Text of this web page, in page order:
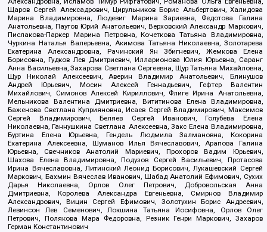
Щаров Сергей Алексадрович, Цирульников Борис Альбертович, Халидова
Марина Владимировна, Людевиг Марина Зариевна, Федотова Галина
Анатольевна, Паутов Юрий Анатольевич, Верховский Александр Маркович,
Пислакова-Паркер Марина Петровна, Кочеткова Татьяна Владимировна,
Чуркина Наталья Валерьевна, Акимова Татьяна Николаевна, Золотарева
Екатерина Александровна, Рачинский Ян Збигневич, Жемкова Елена
Борисовна, Гудков Лев Дмитриевич, Илларионова Юлия Юрьевна, Саранг
Анна Васильевна, Захарова Светлана Сергеевна, Щур Татьяна Михайловна,
Щур Николай Алексеевич, Аверин Владимир Анатольевич, Блинушов
Андрей Юрьевич, Мосин Алексей Геннадьевич, Гефтер Валентин
Михайлович, Симонов Алексей Кириллович, Флиге Ирина Анатольевна,
Мельникова Валентина Дмитриевна, Вититинова Елена Владимировна,
Баженова Светлана Куприяновна, Исаев Сергей Владимирович, Максимов
Сергей Владимирович, Беляев Сергей Иванович, Голубева Елена
Николаевна, Ганнушкина Светлана Алексеевна, Закс Елена Владимировна,
Буртина Елена Юрьевна, Гендель Людмила Залмановна, Кокорина
Екатерина Алексеевна, Шуманов Илья Вячеславович, Арапова Галина
Юрьевна, Свечников Анатолий Мариевич, Прохоров Вадим Юрьевич,
Шахова Елена Владимировна, Подузов Сергей Васильевич, Протасова
Ирина Вячеславовна, Литинский Леонид Борисович, Лукашевский Сергей
Маркович, Бахмин Вячеслав Иванович, Шабад Анатолий Ефимович, Сухих
Дарья Николаевна, Орлов Олег Петрович, Добровольская Анна
Дмитриевна, Королева Александра Евгеньевна, Смирнов Владимир
Александрович, Вицин Сергей Ефимович, Золотухин Борис Андреевич,
Левинсон Лев Семенович, Локшина Татьяна Иосифовна, Орлов Олег
Петрович, Полякова Мара Федоровна, Резник Генри Маркович, Захаров
Герман Константинович